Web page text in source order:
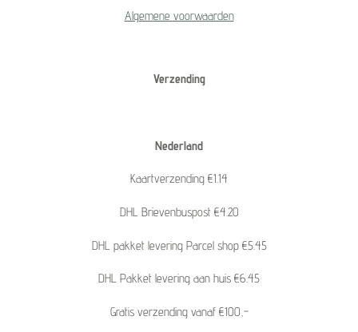
Algemene voorwaarden
Verzending
Nederland
Kaartverzending €1.14
DHL Brievenbuspost €4.20
DHL pakket levering Parcel shop €5.45
DHL Pakket levering aan huis €6.45
Gratis verzending vanaf €100,-